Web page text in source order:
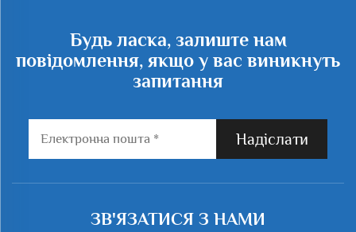
Будь ласка, залиште нам
повідомлення, якщо у вас виникнуть
запитання
Надіслати
ЗВ'ЯЗАТИСЯ З НАМИ